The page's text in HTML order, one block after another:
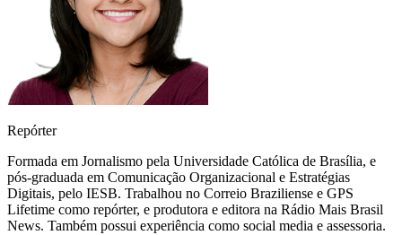
Repórter
Formada em Jornalismo pela Universidade Católica de Brasília, e
pós-graduada em Comunicação Organizacional e Estratégias
Digitais, pelo IESB. Trabalhou no Correio Braziliense e GPS
Lifetime como repórter, e produtora e editora na Rádio Mais Brasil
News. Também possui experiência como social media e assessoria.